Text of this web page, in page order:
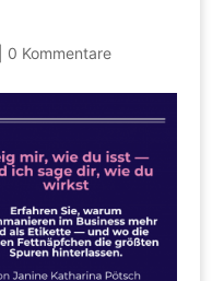
0 Kommentare